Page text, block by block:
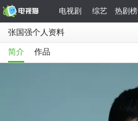
电视剧 综艺 热剧榜
张国强个人资料
简介 作品